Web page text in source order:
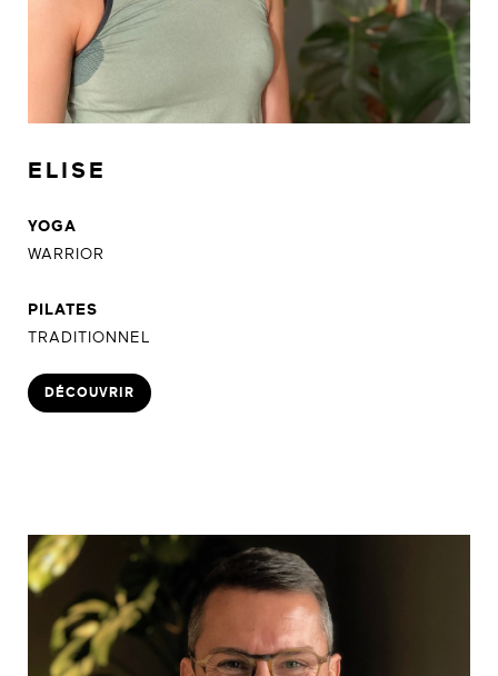
ELISE
YOGA
WARRIOR
PILATES
TRADITIONNEL
DÉCOUVRIR